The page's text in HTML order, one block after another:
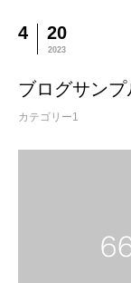
4 20
2023
ブログサンプ
カテゴリー1